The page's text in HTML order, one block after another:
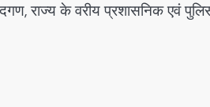
राज्य के वरीय प्रशासनिक एवं